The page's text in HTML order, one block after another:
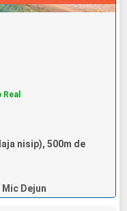
nisip), 500m de
Dejun